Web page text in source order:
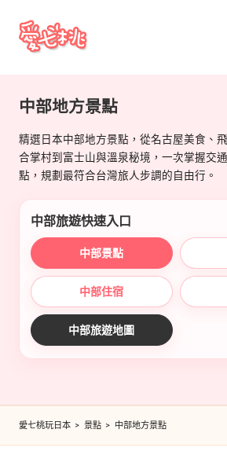
Skip
七
桃
玩
日
本
中部地方景點
精選日本中部地方景點，從名古屋美食、
合掌村到富士山與溫泉秘境，一次掌握交
點，規劃最符合台灣旅人步調的自由行。
中部旅遊快速入口
中部景點
中部住宿
中部旅遊地圖
愛七桃玩日本 > 景點 > 中部地方景點